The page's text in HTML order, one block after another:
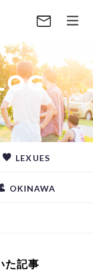
LEXUES
OKINAWA
た記事